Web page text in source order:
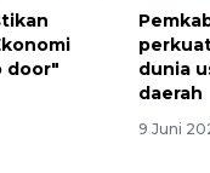
door"
dunia
daerah
9 Juni
2026-08-05